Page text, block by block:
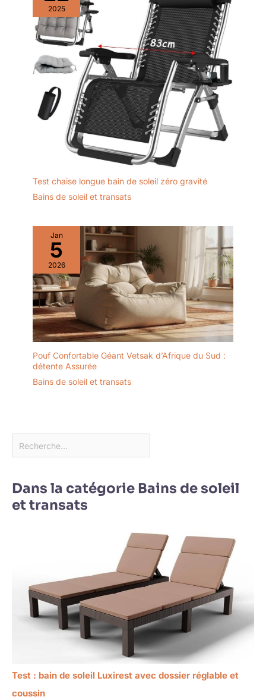
2025
Test chaise longue bain de soleil zéro gravité
Bains de soleil et transats
Jan
5
2026
Pouf Confortable Géant Vetsak d’Afrique du Sud :
détente Assurée
Bains de soleil et transats
Dans la catégorie Bains de soleil
et transats
Test : bain de soleil Luxirest avec dossier réglable et
coussin